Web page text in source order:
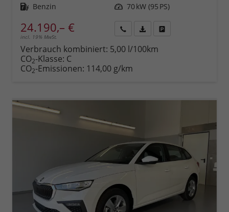
Kraftstoff Benzin Leistung 70 kW (95 PS)
24.190,– €
incl. 19% MwSt.
anfordern
Datei,
Verbrauch kombiniert: 5,00 l/100km
CO2-Klasse: C
CO2-Emissionen: 114,00 g/km